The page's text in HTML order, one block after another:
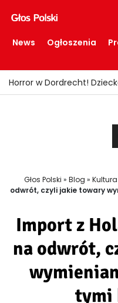
News Ogłoszenia
Głos Polski » Blog » Kultura
odwrót, czyli jakie towary
Import z
na odwrót,
tymi